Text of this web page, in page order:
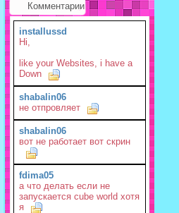
Комментарии
installussd
Hi,
like your Websites, i have a
Down
shabalin06
не отпровляет
shabalin06
вот не работает вот скрин
fdima05
а что делать если не
запускается cube world хотя
я